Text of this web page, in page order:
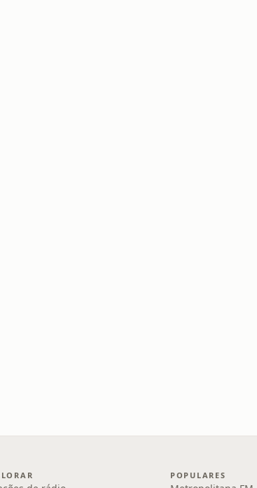
POPULARES